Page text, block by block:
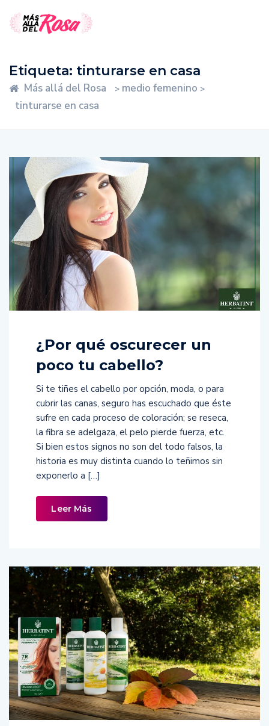
Etiqueta: tinturarse en casa
Más allá del Rosa > medio femenino >
tinturarse en casa
¿Por qué oscurecer un
poco tu cabello?
Si te tiñes el cabello por opción, moda, o para
cubrir las canas, seguro has escuchado que éste
sufre en cada proceso de coloración; se reseca,
la fibra se adelgaza, el pelo pierde fuerza, etc.
Si bien estos signos no son del todo falsos, la
historia es muy distinta cuando lo teñimos sin
exponerlo a […]
Leer Más